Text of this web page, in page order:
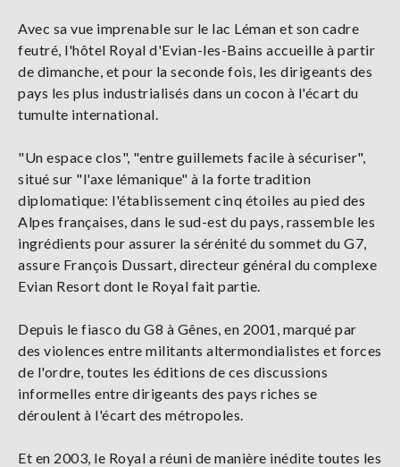
Avec sa vue imprenable sur le lac Léman et son cadre
feutré, l'hôtel Royal d'Evian-les-Bains accueille à partir
de dimanche, et pour la seconde fois, les dirigeants des
pays les plus industrialisés dans un cocon à l'écart du
tumulte international.
"Un espace clos", "entre guillemets facile à sécuriser",
situé sur "l'axe lémanique" à la forte tradition
diplomatique: l'établissement cinq étoiles au pied des
Alpes françaises, dans le sud-est du pays, rassemble les
ingrédients pour assurer la sérénité du sommet du G7,
assure François Dussart, directeur général du complexe
Evian Resort dont le Royal fait partie.
Depuis le fiasco du G8 à Gênes, en 2001, marqué par
des violences entre militants altermondialistes et forces
de l'ordre, toutes les éditions de ces discussions
informelles entre dirigeants des pays riches se
déroulent à l'écart des métropoles.
Et en 2003, le Royal a réuni de manière inédite toutes les